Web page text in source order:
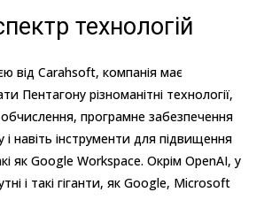
технологій
від Carahsoft, компанія має
Пентагону різноманітні технології,
програмне забезпечення
і навіть інструменти для підвищення
як Google Workspace. Окрім OpenAI, у
і такі гіганти, як Google, Microsoft